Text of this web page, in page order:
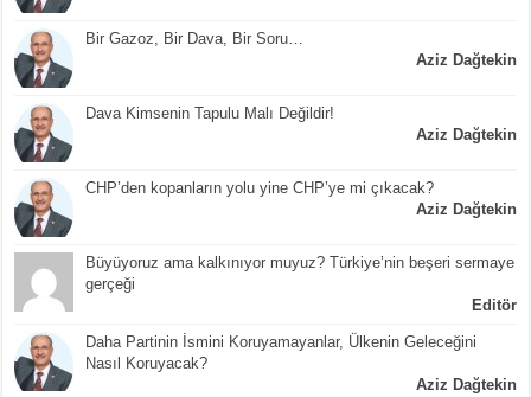
Bir Gazoz, Bir Dava, Bir Soru…
Aziz Dağtekin
Dava Kimsenin Tapulu Malı Değildir!
Aziz Dağtekin
CHP’den kopanların yolu yine CHP’ye mi çıkacak?
Aziz Dağtekin
Büyüyoruz ama kalkınıyor muyuz? Türkiye’nin beşeri sermaye
gerçeği
Editör
Daha Partinin İsmini Koruyamayanlar, Ülkenin Geleceğini
Nasıl Koruyacak?
Aziz Dağtekin